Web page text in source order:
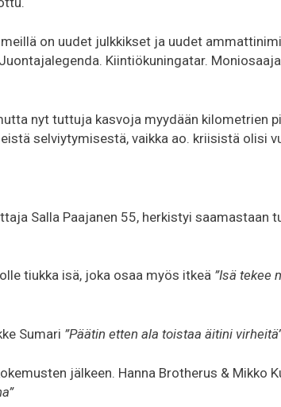
meillä on uudet julkkikset ja uudet
Kiintiökuningatar.
nyt tuttuja kasvoja myydään kilometrien
selviytymisestä, vaikka ao. kriisistä olisi
Salla Paajanen 55, herkistyi saamastaan
tiukka isä, joka osaa myös itkeä ”Isä tekee
Sumari ”Päätin etten ala toistaa äitini
jälkeen. Hanna Brotherus & Mikko